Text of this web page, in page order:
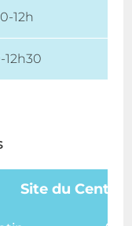
12h
12h30
Site du Centre